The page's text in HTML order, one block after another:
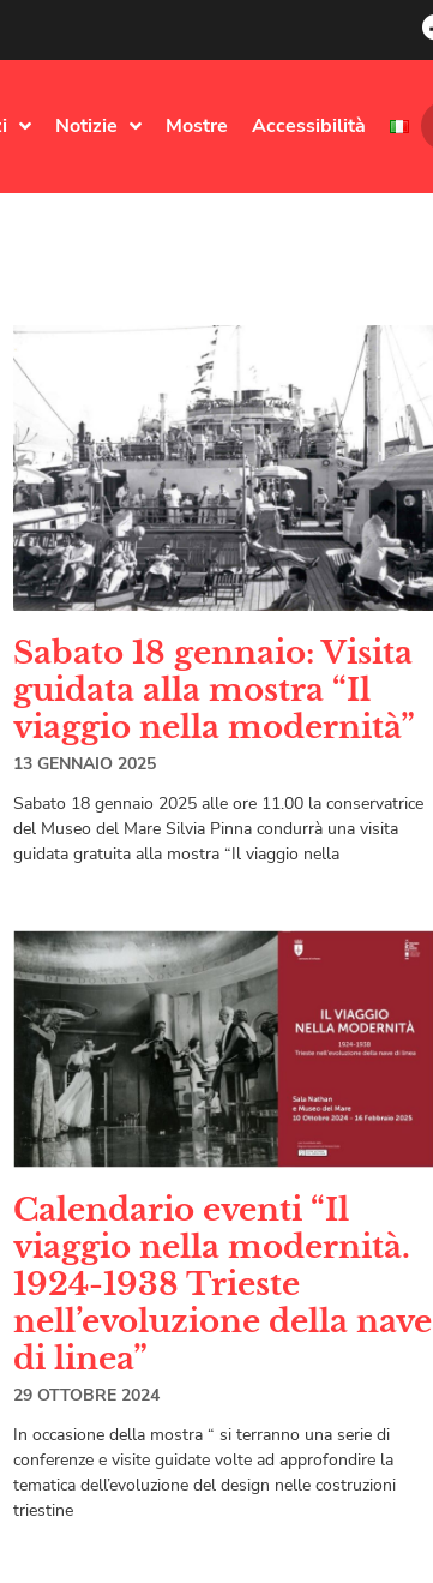
Notizie Mostre Accessibilità
Sabato 18 gennaio: Visita
guidata alla mostra “Il
viaggio nella modernità”
13 GENNAIO 2025
Sabato 18 gennaio 2025 alle ore 11.00 la conservatrice
del Museo del Mare Silvia Pinna condurrà una visita
guidata gratuita alla mostra “Il viaggio nella
Calendario eventi “Il
viaggio nella modernità.
1924-1938 Trieste
nell’evoluzione della nave
di linea”
29 OTTOBRE 2024
In occasione della mostra “ si terranno una serie di
conferenze e visite guidate volte ad approfondire la
tematica dell’evoluzione del design nelle costruzioni
triestine